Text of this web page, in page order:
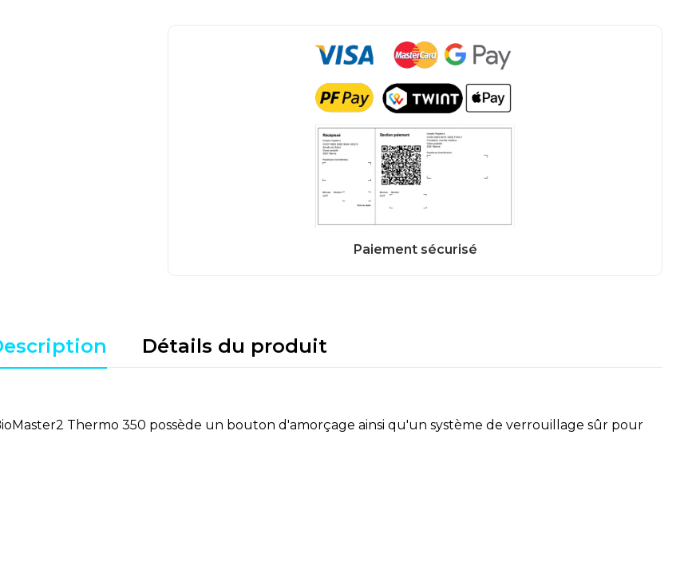
Détails du produit
Thermo 350 possède un bouton d'amorçage ainsi qu'un système de verrouillage sûr pour